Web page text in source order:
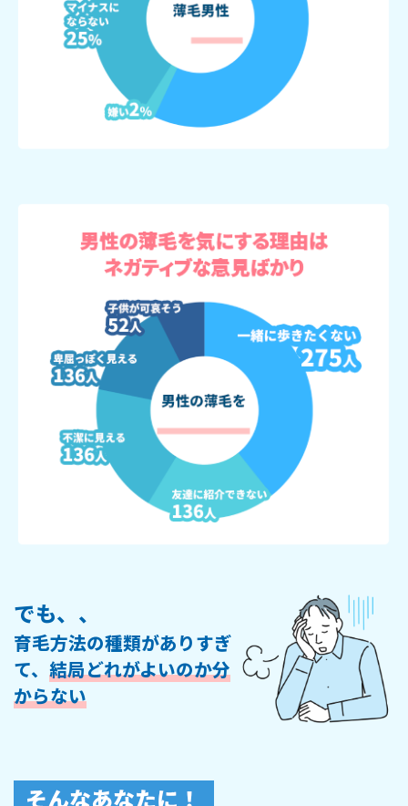
でも、、
育毛方法の種類がありすぎ
て、 結局どれがよいのか分
からない